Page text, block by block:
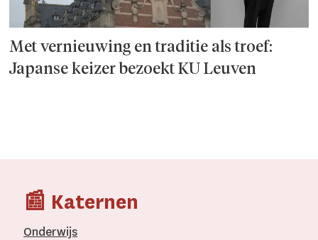
Met vernieuwing en traditie als troef:
Japanse keizer bezoekt KU Leuven
📰 Katernen
Onderwijs